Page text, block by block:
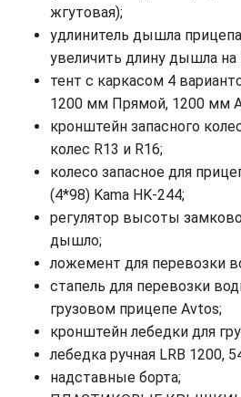
жгутовая);
удлинитель дышла
увеличить длину дышла на
тент с каркасом 4
1200 мм Прямой, 1200 мм
кронштейн запасного
колес R13 и R16;
колесо запасное для
(4*98) Kama HK-244;
регулятор высоты
дышло;
ложемент для перевозки
стапель для перевозки
грузовом прицепе Avtos;
кронштейн лебедки для
лебедка ручная LRB 1200,
надставные борта;